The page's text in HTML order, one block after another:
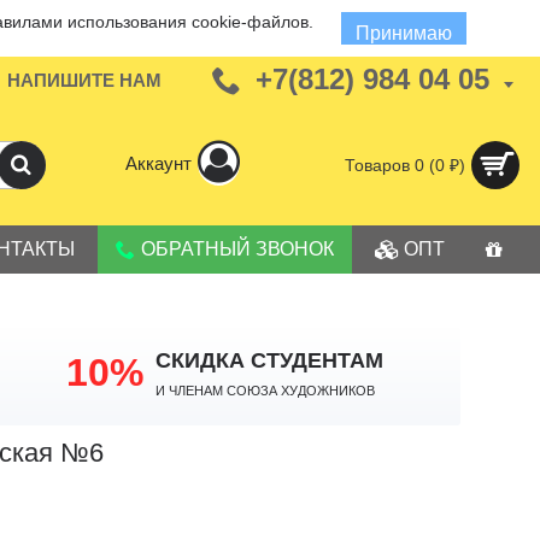
использования cookie-файлов.
Принимаю
НАПИШИТЕ НАМ +7(812) 984 04 05
Аккаунт Товаров 0 (0 ₽)
ОБРАТНЫЙ ЗВОНОК ОПТ
10% СКИДКА СТУДЕНТАМ
И членам Союза Художников
№6